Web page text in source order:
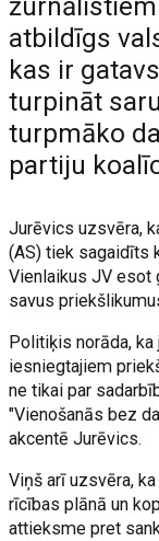
atbildīgs
kas ir
turpināt
turpmāko
partiju
Jurēvics uzsvēra,
(AS) tiek sagaidīts
Vienlaikus JV esot
savus
Politiķis norāda,
iesniegtajiem
ne tikai par
"Vienošanās bez
akcentē Jurēvics.
Viņš arī uzsvēra,
rīcības plānā un
attieksme pret